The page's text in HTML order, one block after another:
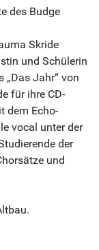
des Budge
Skride
und Schülerin
„Das Jahr“ von
für ihre CD-
dem Echo-
vocal unter der
der
und